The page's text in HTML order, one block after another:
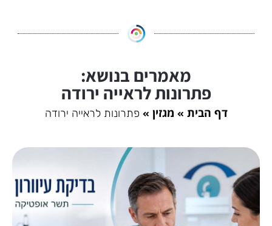
מאמרים בנושא:
פתרונות לראייה ירודה
דף הבית מגזין פתרונות לראייה ירודה